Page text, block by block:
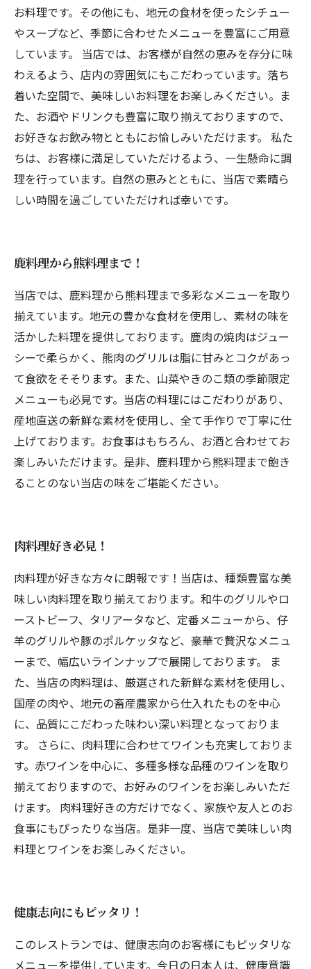
お料理です。その他にも、地元の食材を使ったシチュー
やスープなど、季節に合わせたメニューを豊富にご用意
しています。 当店では、お客様が自然の恵みを存分に味
わえるよう、店内の雰囲気にもこだわっています。落ち
着いた空間で、美味しいお料理をお楽しみください。ま
た、お酒やドリンクも豊富に取り揃えておりますので、
お好きなお飲み物とともにお愉しみいただけます。 私た
ちは、お客様に満足していただけるよう、一生懸命に調
理を行っています。自然の恵みとともに、当店で素晴ら
しい時間を過ごしていただければ幸いです。
鹿料理から熊料理まで！
当店では、鹿料理から熊料理まで多彩なメニューを取り
揃えています。地元の豊かな食材を使用し、素材の味を
活かした料理を提供しております。鹿肉の焼肉はジュー
シーで柔らかく、熊肉のグリルは脂に甘みとコクがあっ
て食欲をそそります。また、山菜やきのこ類の季節限定
メニューも必見です。当店の料理にはこだわりがあり、
産地直送の新鮮な素材を使用し、全て手作りで丁寧に仕
上げております。お食事はもちろん、お酒と合わせてお
楽しみいただけます。是非、鹿料理から熊料理まで飽き
ることのない当店の味をご堪能ください。
肉料理好き必見！
肉料理が好きな方々に朗報です！当店は、種類豊富な美
味しい肉料理を取り揃えております。和牛のグリルやロ
ーストビーフ、タリアータなど、定番メニューから、仔
羊のグリルや豚のポルケッタなど、豪華で贅沢なメニュ
ーまで、幅広いラインナップで展開しております。 ま
た、当店の肉料理は、厳選された新鮮な素材を使用し、
国産の肉や、地元の畜産農家から仕入れたものを中心
に、品質にこだわった味わい深い料理となっておりま
す。 さらに、肉料理に合わせてワインも充実しておりま
す。赤ワインを中心に、多種多様な品種のワインを取り
揃えておりますので、お好みのワインをお楽しみいただ
けます。 肉料理好きの方だけでなく、家族や友人とのお
食事にもぴったりな当店。是非一度、当店で美味しい肉
料理とワインをお楽しみください。
健康志向にもピッタリ！
このレストランでは、健康志向のお客様にもピッタリな
メニューを提供しています。今日の日本人は、健康意識